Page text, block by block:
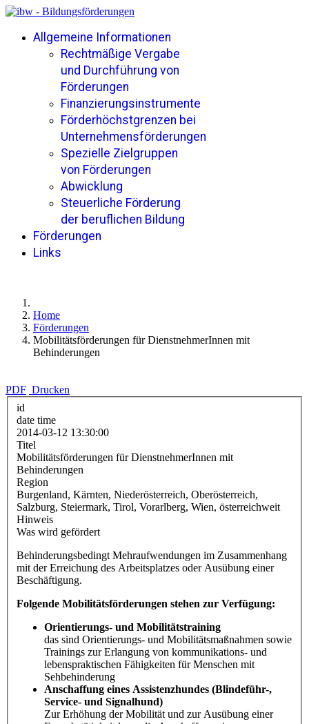
Allgemeine Informationen
Rechtmäßige Vergabe
und Durchführung von
Förderungen
Finanzierungsinstrumente
Förderhöchstgrenzen bei
Unternehmensförderungen
Spezielle Zielgruppen
von Förderungen
Abwicklung
Steuerliche Förderung
der beruflichen Bildung
Förderungen
Links
Home
Förderungen
Mobilitätsförderungen für DienstnehmerInnen mit
Behinderungen
PDF Drucken
id
date time
2014-03-12 13:30:00
Titel
Mobilitätsförderungen für DienstnehmerInnen mit
Behinderungen
Region
Burgenland, Kärnten, Niederösterreich, Oberösterreich,
Salzburg, Steiermark, Tirol, Vorarlberg, Wien, österreichweit
Hinweis
Was wird gefördert
Behinderungsbedingt Mehraufwendungen im Zusammenhang
mit der Erreichung des Arbeitsplatzes oder Ausübung einer
Beschäftigung.
Folgende Mobilitätsförderungen stehen zur Verfügung:
Orientierungs- und Mobilitätstraining
das sind Orientierungs- und Mobilitätsmaßnahmen sowie
Trainings zur Erlangung von kommunikations- und
lebenspraktischen Fähigkeiten für Menschen mit
Sehbehinderung
Anschaffung eines Assistenzhundes (Blindeführ-,
Service- und Signalhund)
Zur Erhöhung der Mobilität und zur Ausübung einer